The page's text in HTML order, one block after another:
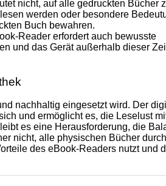
nicht, auf alle gedruckten Bücher
werden oder besondere
Buch bewahren.
Reader erfordert auch bewusste
und das Gerät außerhalb dieser
nachhaltig eingesetzt wird. Der
und ermöglicht es, die Leselust
es eine Herausforderung, die
nicht, alle physischen Bücher durch
des eBook-Readers nutzt und